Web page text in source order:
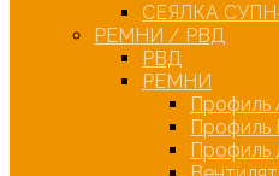
СЕЯЛКА
РЕМНИ / РВД
РВД
РЕМНИ
Профиль
Профиль
Профиль